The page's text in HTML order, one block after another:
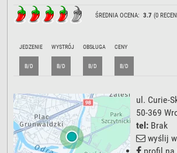
ŚREDNIA OCENA:3.7 (0
JEDZENIE
B/D
WYSTRÓJ
B/D
OBSŁUGA
B/D
CENY
B/D
ul. Curie-
50-369
tel: Brak
wyślij